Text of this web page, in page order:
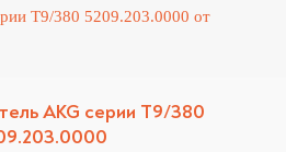
AKG серии T9/380